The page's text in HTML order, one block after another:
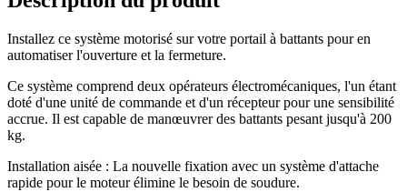
Installez ce système motorisé sur votre portail à battants pour en
automatiser l'ouverture et la fermeture.
Ce système comprend deux opérateurs électromécaniques, l'un étant
doté d'une unité de commande et d'un récepteur pour une sensibilité
accrue. Il est capable de manœuvrer des battants pesant jusqu'à 200
kg.
Installation aisée : La nouvelle fixation avec un système d'attache
rapide pour le moteur élimine le besoin de soudure.